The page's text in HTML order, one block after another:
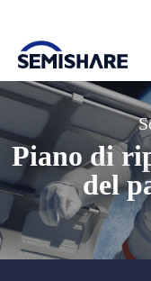
Piano di
del